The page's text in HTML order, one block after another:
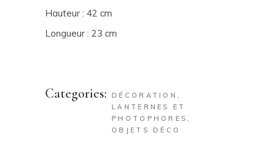
Hauteur : 42 cm
Longueur : 23 cm
Categories: DÉCORATION ,
LANTERNES ET
PHOTOPHORES ,
OBJETS DÉCO